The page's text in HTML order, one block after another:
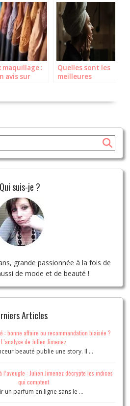
gris ?
maquillage :
avis sur
Quelles sont les
meilleures
?
Qui suis-je ?
grande passionnée à la fois de
de mode et de beauté !
Articles
: bonne affaire ou recommandation biaisée ?
L’analyse de Julien Jimenez
beauté publie une story. Il …
l’aveugle : Julien Jimenez décrypte les indices
qui comptent
un parfum en ligne sans le …